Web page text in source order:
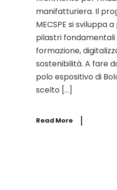
manifatturiera. Il
MECSPE si sviluppa
pilastri fondamentali
formazione,
sostenibilità. A fare
polo espositivo di
scelto […]
Read More